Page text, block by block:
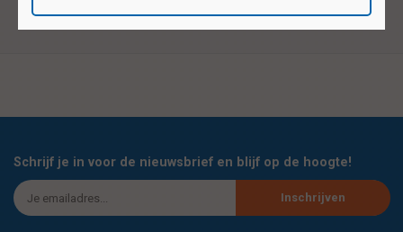
Schrijf je in voor de nieuwsbrief en blijf op de hoogte!
Inschrijven